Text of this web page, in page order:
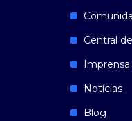
Central
Imprensa
Notícias
Blog